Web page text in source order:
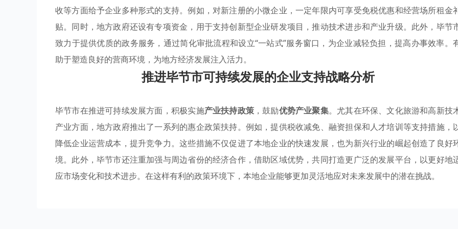
收等方面给予企业多种形式的支持。例如，对新注册的小微企业，一定年限内可享受免税优惠和经营场所租金
贴。同时，地方政府还设有专项资金，用于支持创新型企业研发项目，推动技术进步和产业升级。此外，毕节
致力于提供优质的政务服务，通过简化审批流程和设立“一站式”服务窗口，为企业减轻负担，提高办事效率。
助于塑造良好的营商环境，为地方经济发展注入活力。
推进毕节市可持续发展的企业支持战略分析
毕节市在推进可持续发展方面，积极实施产业扶持政策 ，鼓励优势产业聚集。尤其在环保、文化旅游和高新技
产业方面，地方政府推出了一系列的惠企政策扶持。例如，提供税收减免、融资担保和人才培训等支持措施，
降低企业运营成本，提升竞争力。这些措施不仅促进了本地企业的快速发展，也为新兴行业的崛起创造了良好
境。此外，毕节市还注重加强与周边省份的经济合作，借助区域优势，共同打造更广泛的发展平台，以更好地
应市场变化和技术进步。在这样有利的政策环境下，本地企业能够更加灵活地应对未来发展中的潜在挑战。